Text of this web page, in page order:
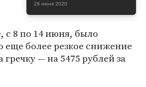
28 июня 2020
с 8 по 14 июня, было
еще более резкое снижение
— на 5475 рублей за